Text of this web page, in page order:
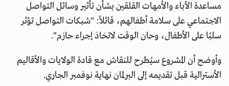
مساعدة الآباء والأمهات القلقين بشأن تأثير وسائل التواصل
الاجتماعي على سلامة أطفالهم، قائلاً: "شبكات التواصل تؤثر
سلبًا على الأطفال، وحان الوقت لاتخاذ إجراء حازم".
وأوضح أن المشروع سيُطرح للنقاش مع قادة الولايات والأقاليم
الأسترالية قبل تقديمه إلى البرلمان نهاية نوفمبر الجاري.